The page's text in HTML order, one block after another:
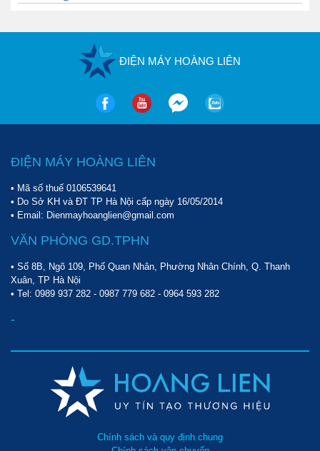
ĐIỆN MÁY HOÀNG LIÊN
ĐIỆN MÁY HOÀNG LIÊN
• Mã số thuế 0106539641
• Do Sở KH và ĐT TP Hà Nội cấp ngày 16/05/2014
• Email: Dienmayhoanglien@gmail.com
VĂN PHÒNG GD.TPHN
• Số 8B, Ngõ 109, Phố Quan Nhân, Phường Nhân Chính, Q. Thanh
Xuân, TP Hà Nội
• Tel: 0989 937 282 - 0987 779 682 - 0964 593 282
-
Chính sách và quy định chung